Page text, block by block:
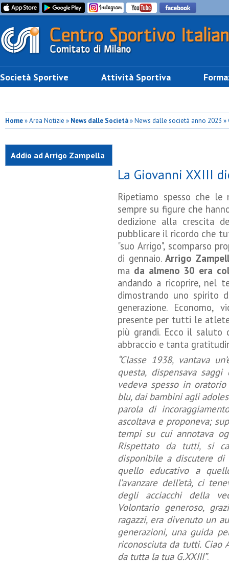
Società Sportive Attività Sportiva
Home» Area Notizie » News dalle Società» News dalle società anno 2023 »
Addio ad Arrigo Zampella
La Giovanni XXIII
Ripetiamo spesso che
sempre su figure che
dedizione alla crescita
pubblicare il ricordo che
"suo Arrigo", scomparso
di gennaio.Arrigo
ma da almeno 30 era
andando a ricoprire, nel
dimostrando uno spirito
generazione. Economo,
presente per tutti le
più grandi. Ecco il saluto
abbraccio e tanta
“Classe 1938, vantava
questa, dispensava
vedeva spesso in
blu, dai bambini agli
parola di
ascoltava e proponeva;
tempi su cui annotava
Rispettato da tutti, si
disponibile a discutere
quello educativo a
l’avanzare dell’età, ci
degli acciacchi della
Volontario generoso,
ragazzi, era divenuto un
generazioni, una guida
riconosciuta da tutti. Ciao
da tutta la tua G.XXIII”.